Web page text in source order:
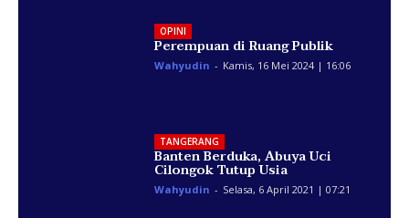
OPINI
Perempuan di Ruang Publik
Wahyudin - Kamis, 16 Mei 2024 | 16:06
TANGERANG
Banten Berduka, Abuya Uci
Cilongok Tutup Usia
Wahyudin - Selasa, 6 April 2021 | 07:21